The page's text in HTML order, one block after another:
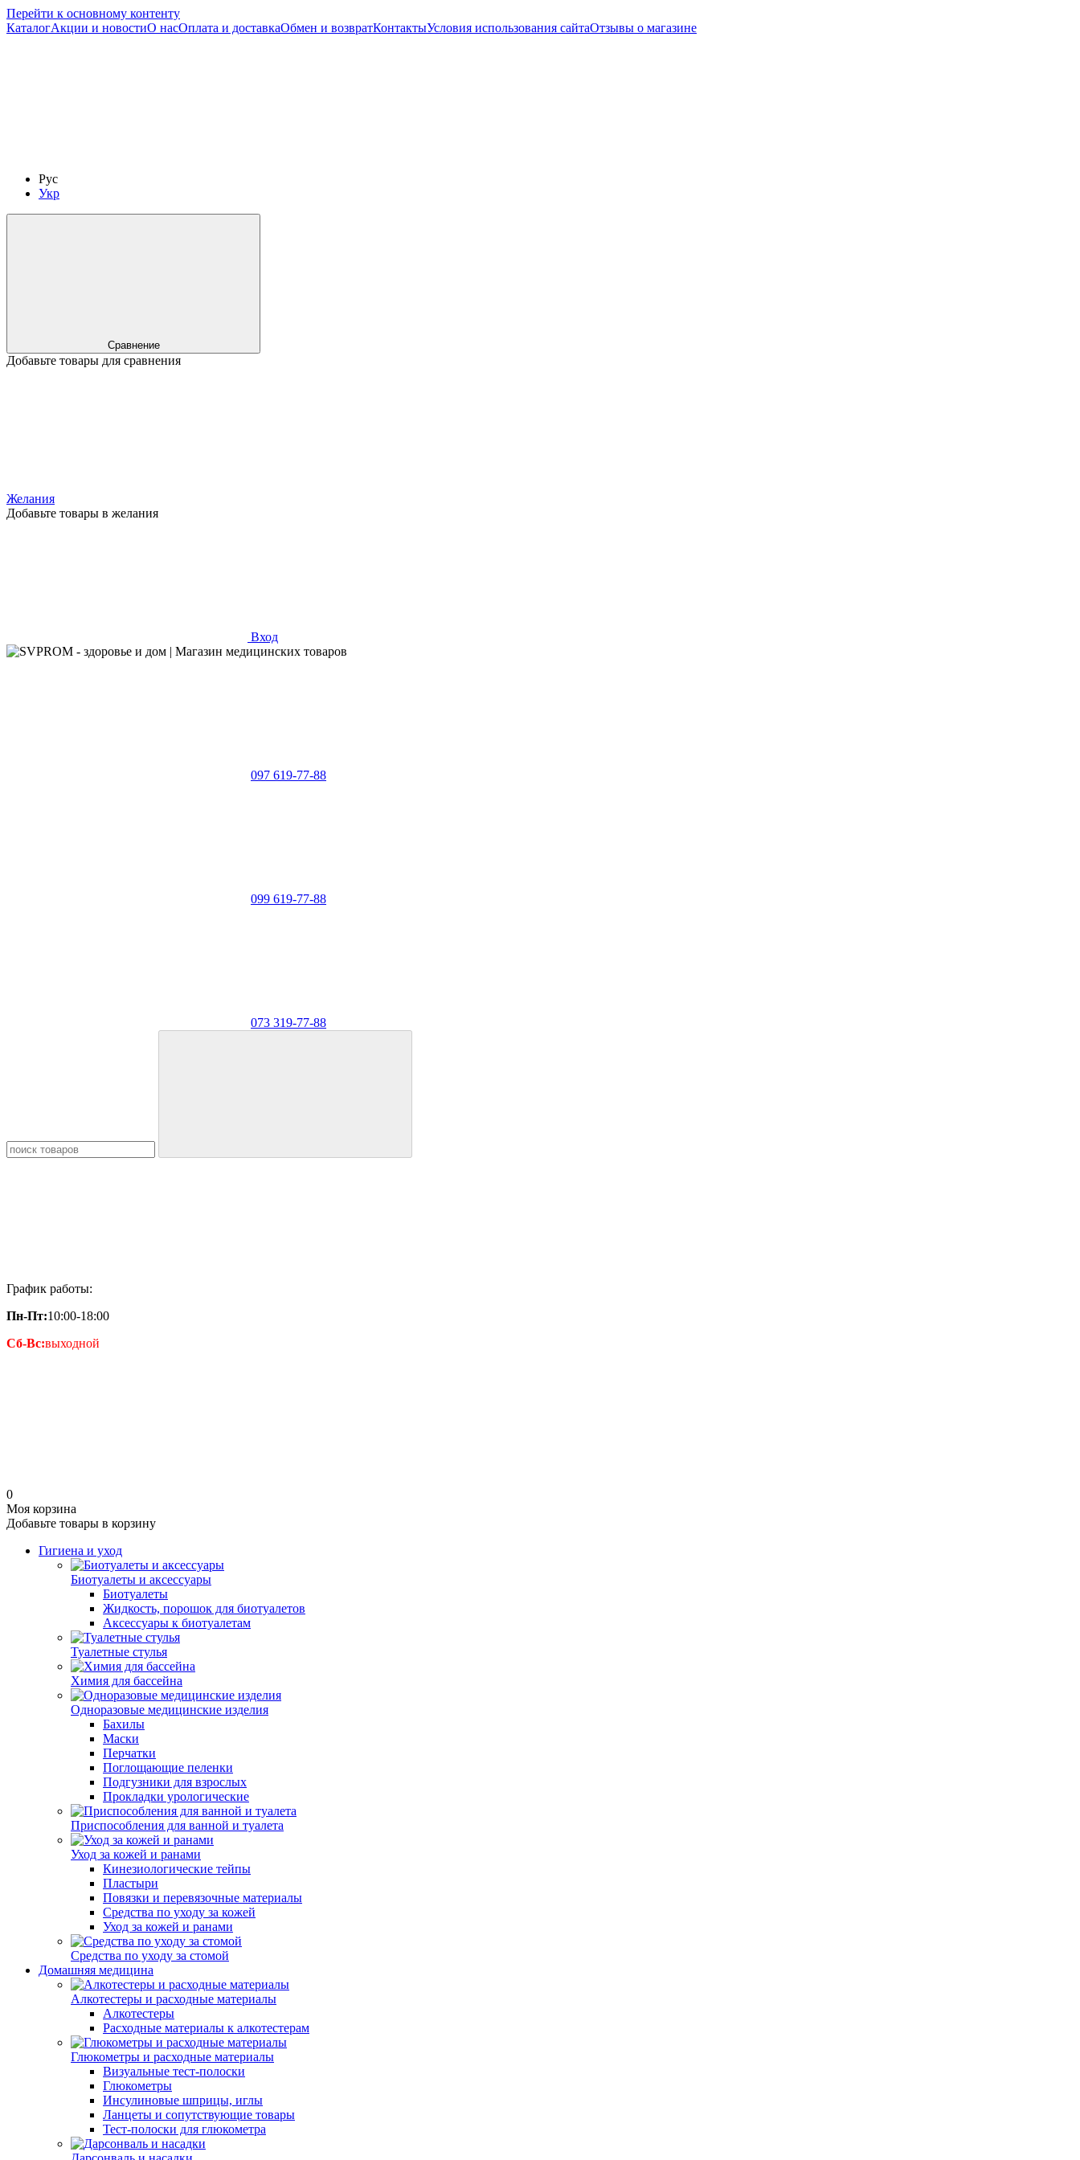
Перейти к основному контенту
КаталогАкции и новостиО насОплата и доставкаОбмен и возвратКонтактыУсловия использования сайтаОтзывы о магазине
Рус
Укр
Сравнение
Добавьте товары для сравнения
Желания
Добавьте товары в желания
Вход
097 619-77-88
099 619-77-88
073 319-77-88
График работы:
Пн-Пт:10:00-18:00
Сб-Вс:выходной
0
Моя корзина
Добавьте товары в корзину
Гигиена и уход
Биотуалеты и аксессуары
Биотуалеты
Жидкость, порошок для биотуалетов
Аксессуары к биотуалетам
Туалетные стулья
Химия для бассейна
Одноразовые медицинские изделия
Бахилы
Маски
Перчатки
Поглощающие пеленки
Подгузники для взрослых
Прокладки урологические
Приспособления для ванной и туалета
Уход за кожей и ранами
Кинезиологические тейпы
Пластыри
Повязки и перевязочные материалы
Средства по уходу за кожей
Уход за кожей и ранами
Средства по уходу за стомой
Домашняя медицина
Алкотестеры и расходные материалы
Алкотестеры
Расходные материалы к алкотестерам
Глюкометры и расходные материалы
Визуальные тест-полоски
Глюкометры
Инсулиновые шприцы, иглы
Ланцеты и сопутствующие товары
Тест-полоски для глюкометра